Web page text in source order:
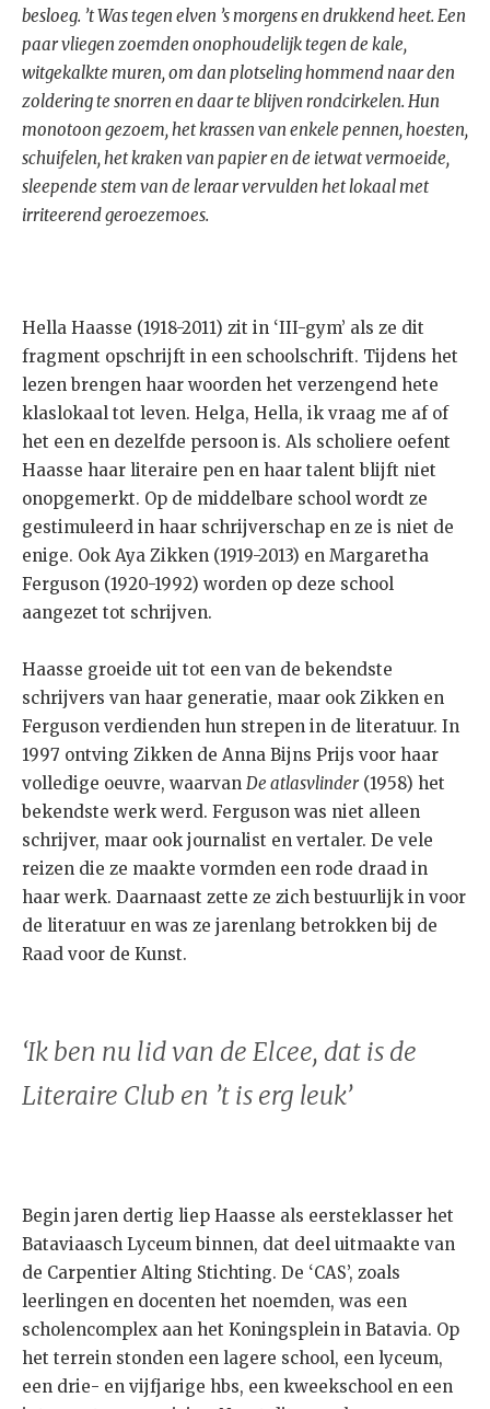
besloeg. ’t Was tegen elven ’s morgens en drukkend heet. Een
paar vliegen zoemden onophoudelijk tegen de kale,
witgekalkte muren, om dan plotseling hommend naar den
zoldering te snorren en daar te blijven rondcirkelen. Hun
monotoon gezoem, het krassen van enkele pennen, hoesten,
schuifelen, het kraken van papier en de ietwat vermoeide,
sleepende stem van de leraar vervulden het lokaal met
irriteerend geroezemoes.
Hella Haasse (1918-2011) zit in ‘III-gym’ als ze dit
fragment opschrijft in een schoolschrift. Tijdens het
lezen brengen haar woorden het verzengend hete
klaslokaal tot leven. Helga, Hella, ik vraag me af of
het een en dezelfde persoon is. Als scholiere oefent
Haasse haar literaire pen en haar talent blijft niet
onopgemerkt. Op de middelbare school wordt ze
gestimuleerd in haar schrijverschap en ze is niet de
enige. Ook Aya Zikken (1919-2013) en Margaretha
Ferguson (1920-1992) worden op deze school
aangezet tot schrijven.
Haasse groeide uit tot een van de bekendste
schrijvers van haar generatie, maar ook Zikken en
Ferguson verdienden hun strepen in de literatuur. In
1997 ontving Zikken de Anna Bijns Prijs voor haar
volledige oeuvre, waarvan De atlasvlinder(1958) het
bekendste werk werd. Ferguson was niet alleen
schrijver, maar ook journalist en vertaler. De vele
reizen die ze maakte vormden een rode draad in
haar werk. Daarnaast zette ze zich bestuurlijk in voor
de literatuur en was ze jarenlang betrokken bij de
Raad voor de Kunst.
‘Ik ben nu lid van de Elcee, dat is de
Literaire Club en ’t is erg leuk’
Begin jaren dertig liep Haasse als eersteklasser het
Bataviaasch Lyceum binnen, dat deel uitmaakte van
de Carpentier Alting Stichting. De ‘CAS’, zoals
leerlingen en docenten het noemden, was een
scholencomplex aan het Koningsplein in Batavia. Op
het terrein stonden een lagere school, een lyceum,
een drie- en vijfjarige hbs, een kweekschool en een